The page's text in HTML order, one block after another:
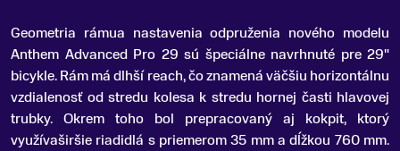
Geometria rámua nastavenia odpruženia nového modelu
Anthem Advanced Pro 29 sú špeciálne navrhnuté pre 29"
bicykle. Rám má dlhší reach, čo znamená väčšiu horizontálnu
vzdialenosť od stredu kolesa k stredu hornej časti hlavovej
trubky. Okrem toho bol prepracovaný aj kokpit, ktorý
využívaširšie riadidlá s priemerom 35 mm a dĺžkou 760 mm.